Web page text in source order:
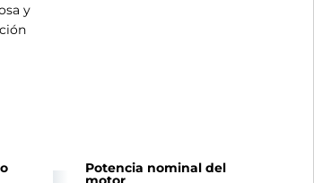
y
Potencia nominal del